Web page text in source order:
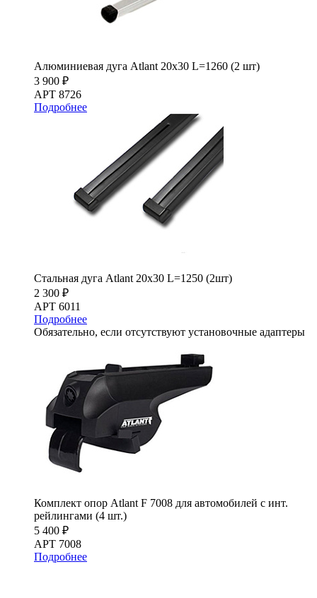
Алюминиевая дуга Atlant 20х30 L=1260 (2 шт)
3 900 ₽
АРТ 8726
Подробнее
Стальная дуга Atlant 20х30 L=1250 (2шт)
2 300 ₽
АРТ 6011
Подробнее
Обязательно, если отсутствуют установочные адаптеры
Комплект опор Atlant F 7008 для автомобилей с инт.
рейлингами (4 шт.)
5 400 ₽
АРТ 7008
Подробнее